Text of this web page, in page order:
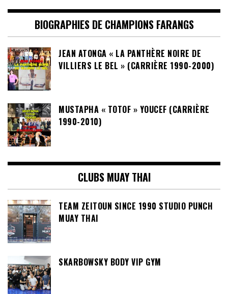
BIOGRAPHIES DE CHAMPIONS FARANGS
JEAN ATONGA « LA PANTHÈRE NOIRE DE
VILLIERS LE BEL » (CARRIÈRE 1990-2000)
MUSTAPHA « TOTOF » YOUCEF (CARRIÈRE
1990-2010)
CLUBS MUAY THAI
TEAM ZEITOUN SINCE 1990 STUDIO PUNCH
MUAY THAI
SKARBOWSKY BODY VIP GYM